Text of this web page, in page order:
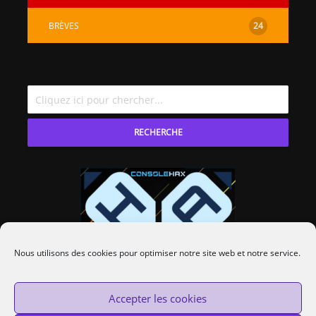
Nous utilisons des cookies pour optimiser notre site web et notre service.
Accepter les cookies
BRÈVES 24
RECHERCHE